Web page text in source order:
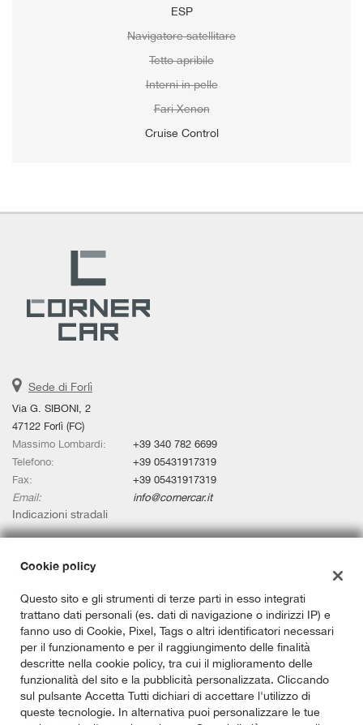
ESP
Navigatore satellitare
Tetto apribile
Interni in pelle
Fari Xenon
Cruise Control
Sede di Forlì
Via G. SIBONI, 2
47122 Forlì (FC)
Massimo Lombardi:
+39 340 782 6699
Telefono:
+39 05431917319
Fax:
+39 05431917319
Email:
info@cornercar.it
Indicazioni stradali
Dati fiscali:
Via Taverna 148/A Ravenna RA
C.F/P.IVA:
02592560391
Registro delle imprese:RA
Cookie policy
Questo sito e gli strumenti di terze parti in esso integrati
trattano dati personali (es. dati di navigazione o indirizzi IP) e
fanno uso di Cookie, Pixel, Tags o altri identificatori necessari
per il funzionamento e per il raggiungimento delle finalità
descritte nella cookie policy, tra cui il miglioramento delle
funzionalità del sito e la pubblicità personalizzata. Cliccando
sul pulsante Accetta Tutti dichiari di accettare l'utilizzo di
queste tecnologie. In alternativa puoi personalizzare le tue